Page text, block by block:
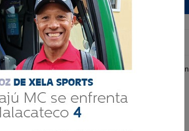
LA VOZ 25
Fichajes Niñez y Adolescencia